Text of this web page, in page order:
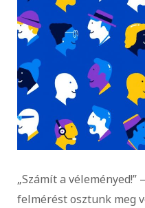
„Számít a véleményed!”
felmérést osztunk meg